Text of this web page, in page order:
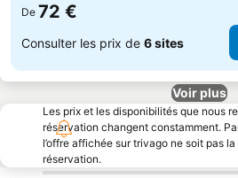
De 72 €
Consulter les prix de 6 sites
Voir plus
Les prix et les disponibilités que nous
réservation changent constamment.
l’offre affichée sur trivago ne soit pas
réservation.